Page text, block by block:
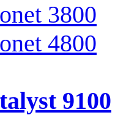
3800
4800
9100